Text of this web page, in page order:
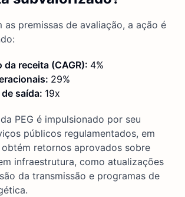
as premissas de avaliação, a ação é
receita (CAGR): 4%
29%
saída: 19x
PEG é impulsionado por seu
públicos regulamentados, em
retornos aprovados sobre
infraestrutura, como atualizações
da transmissão e programas de